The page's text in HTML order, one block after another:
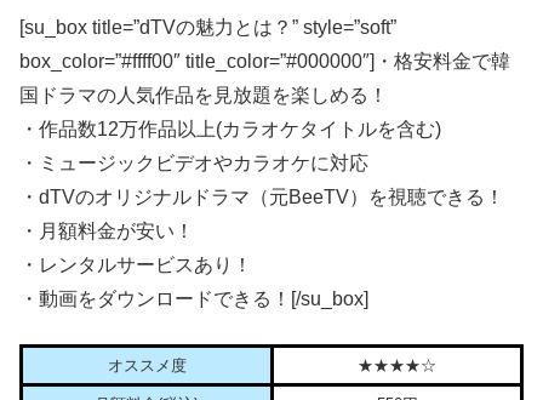
[su_box title=”dTVの魅力とは？” style=”soft”
box_color=”#ffff00″ title_color=”#000000″]・格安料金で韓
国ドラマの人気作品を見放題を楽しめる！
・作品数12万作品以上(カラオケタイトルを含む)
・ミュージックビデオやカラオケに対応
・dTVのオリジナルドラマ（元BeeTV）を視聴できる！
・月額料金が安い！
・レンタルサービスあり！
・動画をダウンロードできる！[/su_box]
オススメ度 ★★★★☆